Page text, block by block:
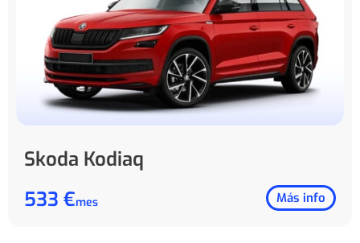
Skoda Kodiaq
533 €mes Más info